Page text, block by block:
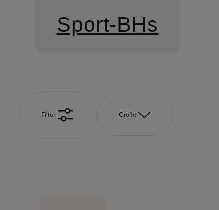
Sport-BHs
Filter Größe